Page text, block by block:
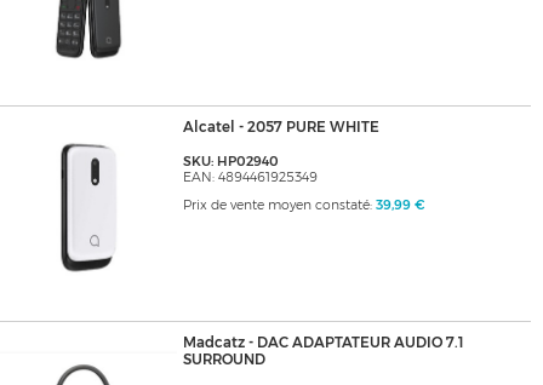
Alcatel - 2057 PURE WHITE
SKU: HP02940
EAN: 4894461925349
Prix de vente moyen constaté: 39,99 €
Madcatz - DAC ADAPTATEUR AUDIO 7.1
SURROUND